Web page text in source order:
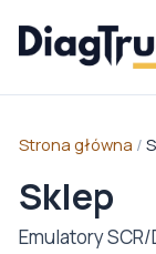
Strona główna /
Sklep
Emulatory SCR/